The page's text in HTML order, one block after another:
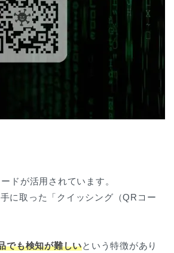
ドが活用されています。
に取った「クイッシング（QRコー
でも検知が難しいという特徴があり